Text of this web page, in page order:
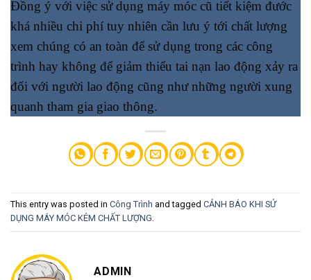
Đồng ý với việc sử dụng máy móc cũ tiết kiệm đước
khá nhiều chi phí tuy nhiên cần lưu ý tới chất lượng
xem chúng có an toàn để sử dụng trong các công
trình hay không để giảm thiểu tai nạn lao động xảy ra
đối với người lao động cũng như những người xung
quanh tham gia giao thông.
This entry was posted in Công Trình and tagged CẢNH BÁO KHI SỬ
DỤNG MÁY MÓC KÉM CHẤT LƯỢNG
ADMIN